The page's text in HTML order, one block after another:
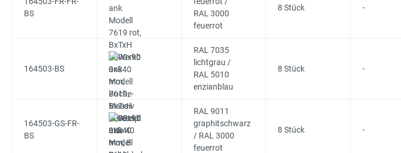
BS
RAL 3000
feuerrot
8 Stück -
164503-BS
RAL 7035
lichtgrau /
RAL 5010
enzianblau
8 Stück -
164503-GS-FR-
BS
RAL 9011
graphitschwarz
/ RAL 3000
feuerrot
8 Stück -